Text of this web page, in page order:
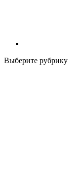
Выберите рубрику